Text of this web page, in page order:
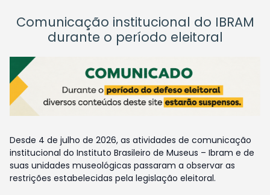
Comunicação institucional do IBRAM
durante o período eleitoral
Desde 4 de julho de 2026, as atividades de comunicação
institucional do Instituto Brasileiro de Museus – Ibram e de
suas unidades museológicas passaram a observar as
restrições estabelecidas pela legislação eleitoral.